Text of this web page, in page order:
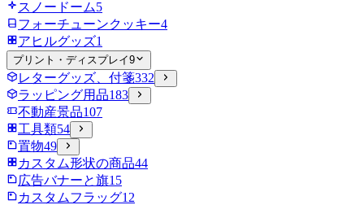
スノードーム5
フォーチューンクッキー4
アヒルグッズ1
プリント・ディスプレイ9
レターグッズ、付箋332
ラッピング用品183
不動産景品107
工具類54
置物49
カスタム形状の商品44
広告バナーと旗15
カスタムフラッグ12